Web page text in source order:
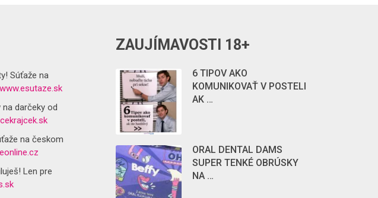
Súťaže na
www.esutaze.sk
na darčeky od
na českom
Len pre
ZAUJÍMAVOSTI 18+
6 TIPOV AKO
KOMUNIKOVAŤ V POSTELI
AK …
ORAL DENTAL DAMS
SUPER TENKÉ OBRÚSKY
NA …